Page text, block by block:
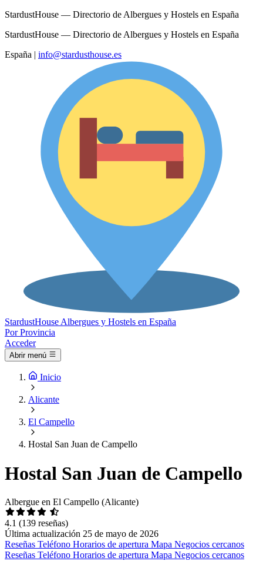
StardustHouse — Directorio de Albergues y Hostels en España
StardustHouse — Directorio de Albergues y Hostels en España
España | info@stardusthouse.es
StardustHouse Albergues y Hostels en España
Por Provincia
Acceder
Abrir menú
Inicio
Alicante
El Campello
Hostal San Juan de Campello
Hostal San Juan de Campello
Albergue en El Campello (Alicante)
4.1 (139 reseñas)
Última actualización 25 de mayo de 2026
Reseñas Teléfono Horarios de apertura Mapa Negocios cercanos
Reseñas Teléfono Horarios de apertura Mapa Negocios cercanos